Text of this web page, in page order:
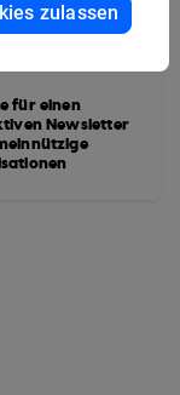
für einen
Newsletter
zulassen